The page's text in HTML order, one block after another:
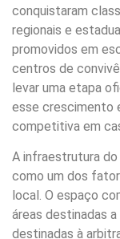
conquistaram
regionais e
promovidos em
centros de
levar uma etapa
esse crescimento
competitiva em
A infraestrutura do
como um dos
local. O espaço
áreas destinadas
destinadas à